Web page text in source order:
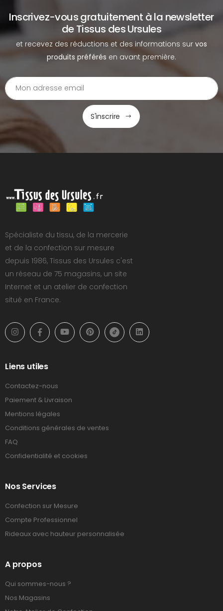
Inscrivez-vous gratuitement à la newsletter
de Tissus des Ursules
et recevez des réductions et des informations sur vos
produits préférés en avant première.
S'inscrire
Spécialiste du tissu, de la mercerie
et de la confection sur mesure
depuis 1986, Tissus des Ursules c'est
un réseau de 75 magasins, un site
Internet et un atelier de confection
situé en France.
Liens utiles
Contactez-nous
Paiement & Livraison
Mentions légales
Conditions générales de ventes
FAQ
Confidentialité et cookies
Nos Services
Confection sur Mesure
Compte Professionnel
Rideaux avec hauteur personnalisée
A propos
Qui sommes-nous ?
Nos Magasins